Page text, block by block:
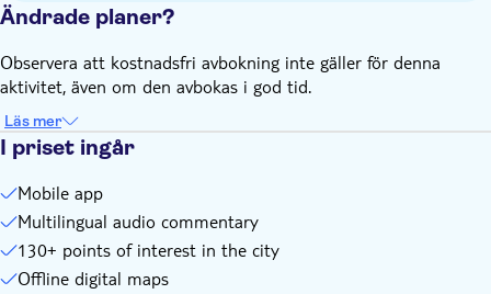
Ändrade planer?
Observera att kostnadsfri avbokning inte gäller för denna
aktivitet, även om den avbokas i god tid.
Läs mer
I priset ingår
Mobile app
Multilingual audio commentary
130+ points of interest in the city
Offline digital maps